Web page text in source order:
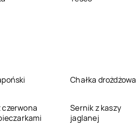
Chałka drożdżowa
czerwona
Sernik z kaszy
jaglanej